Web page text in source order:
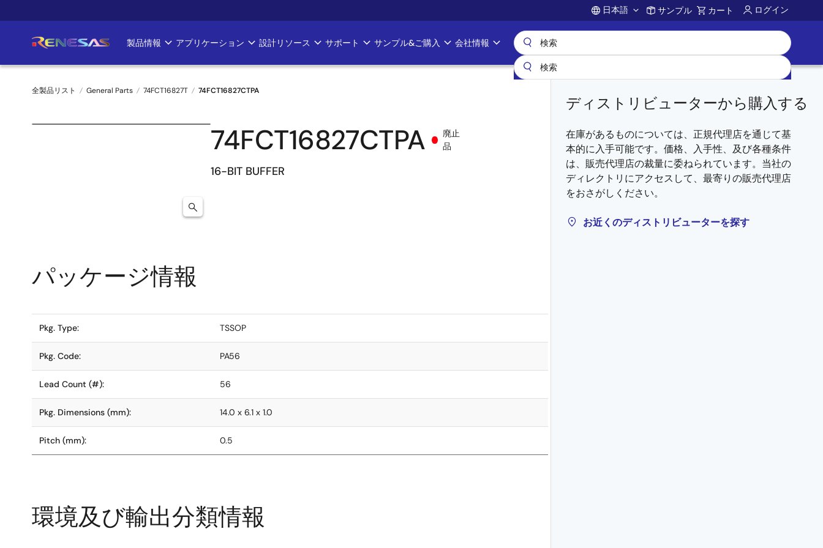
イ
ン
Account
日本語 サンプル カート ログイン
Main
navigation
製品情報 アプリケーション 設計リソース サポート サンプル&ご購入 会社情報
パ
全製品リスト General Parts 74FCT16827T 74FCT16827CTPA
74FCT16827CTPA
廃止
品
16-BIT BUFFER
ディストリビューターから購入する
在庫があるものについては、正規代理店を通じて基
本的に入手可能です。価格、入手性、及び各種条件
は、販売代理店の裁量に委ねられています。当社の
ディレクトリにアクセスして、最寄りの販売代理店
をおさがしください。
お近くのディストリビューターを探す
パッケージ情報
Pkg. Type: TSSOP
Pkg. Code: PA56
Lead Count (#): 56
Pkg. Dimensions (mm): 14.0 x 6.1 x 1.0
Pitch (mm): 0.5
環境及び輸出分類情報